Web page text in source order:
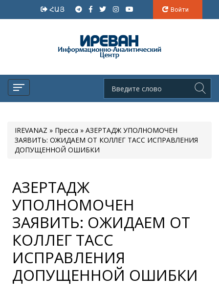
ՀԱՅ Войти
IREVANAZ » Пресса » АЗЕРТАДЖ УПОЛНОМОЧЕН
ЗАЯВИТЬ: ОЖИДАЕМ ОТ КОЛЛЕГ ТАСС ИСПРАВЛЕНИЯ
ДОПУЩЕННОЙ ОШИБКИ
АЗЕРТАДЖ
УПОЛНОМОЧЕН
ЗАЯВИТЬ: ОЖИДАЕМ ОТ
КОЛЛЕГ ТАСС
ИСПРАВЛЕНИЯ
ДОПУЩЕННОЙ ОШИБКИ